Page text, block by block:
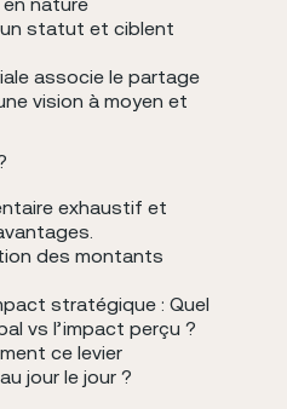
statut et ciblent
associe le partage
vision à moyen et
exhaustif et
des montants
stratégique : Quel
vs l’impact perçu ?
ce levier
jour le jour ?